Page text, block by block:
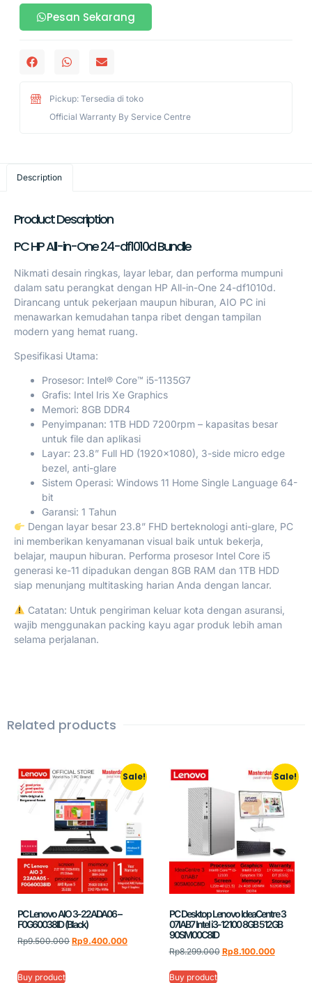
Pesan Sekarang
Pickup: Tersedia di toko
Official Warranty By Service Centre
Description
Product Description
PC HP All-in-One 24-df1010d Bundle
Nikmati desain ringkas, layar lebar, dan performa mumpuni
dalam satu perangkat dengan HP All-in-One 24-df1010d.
Dirancang untuk pekerjaan maupun hiburan, AIO PC ini
menawarkan kemudahan tanpa ribet dengan tampilan
modern yang hemat ruang.
Spesifikasi Utama:
Prosesor: Intel® Core™ i5-1135G7
Grafis: Intel Iris Xe Graphics
Memori: 8GB DDR4
Penyimpanan: 1TB HDD 7200rpm – kapasitas besar
untuk file dan aplikasi
Layar: 23.8” Full HD (1920×1080), 3-side micro edge
bezel, anti-glare
Sistem Operasi: Windows 11 Home Single Language 64-
bit
Garansi: 1 Tahun
Dengan layar besar 23.8” FHD berteknologi anti-glare, PC
ini memberikan kenyamanan visual baik untuk bekerja,
belajar, maupun hiburan. Performa prosesor Intel Core i5
generasi ke-11 dipadukan dengan 8GB RAM dan 1TB HDD
siap menunjang multitasking harian Anda dengan lancar.
Catatan: Untuk pengiriman keluar kota dengan asuransi,
wajib menggunakan packing kayu agar produk lebih aman
selama perjalanan.
Related products
Sale!
PC Lenovo AIO 3-22ADA06 –
F0G60038ID (Black)
Rp9.500.000 Rp9.400.000
Buy product
Sale!
PC Desktop Lenovo IdeaCentre 3
07IAB7 Intel i3-12100 8GB 512GB
90SM00C8ID
Rp8.299.000 Rp8.100.000
Buy product